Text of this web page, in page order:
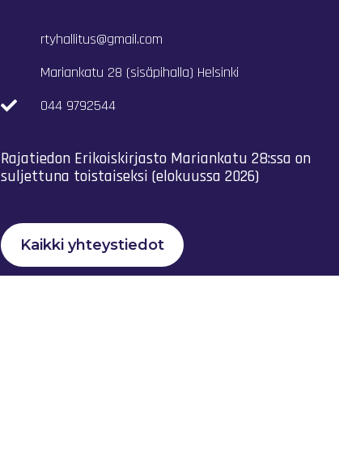
rtyhallitus@gmail.com
Mariankatu 28 (sisäpihalla) Helsinki
044 9792544
Rajatiedon Erikoiskirjasto Mariankatu 28:ssa on
suljettuna toistaiseksi (elokuussa 2026)
Kaikki yhteystiedot